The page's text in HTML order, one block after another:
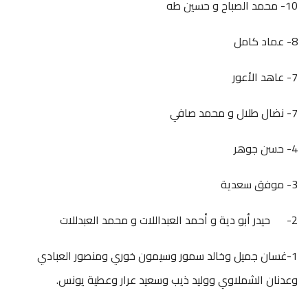
10- محمد الصباح و حسين طه
8- عماد كامل
7- عاهد الأعور
7- نضال طلال و محمد صافي
4- حسن جوهر
3- موفق سعدية
2- حيدر أبو دية و أحمد العبداللات و محمد العبدللات
1-غسان جميل وخالد سمور وسيمون خوري ومنصور العبادي
وعدنان الشملاوي ووليد ذيب وسعيد عرار وعطية يونس.